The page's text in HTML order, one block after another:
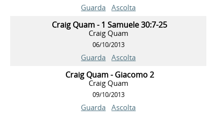
Guarda Ascolta
Craig Quam - 1 Samuele 30:7-25
Craig Quam
06/10/2013
Guarda Ascolta
Craig Quam - Giacomo 2
Craig Quam
09/10/2013
Guarda Ascolta